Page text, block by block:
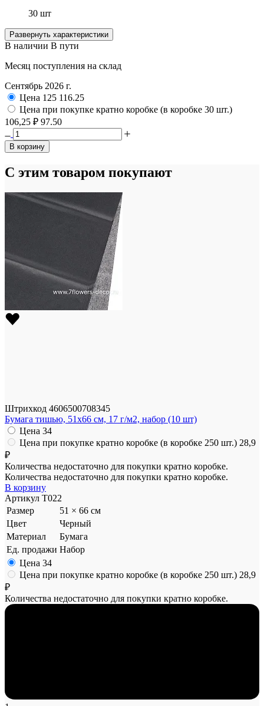
30 шт
Развернуть характеристики
В наличии В пути
Месяц поступления на склад
Сентябрь 2026 г.
Цена 125 116.25
Цена при покупке кратно коробке (в коробке 30 шт.)
106,25 ₽ 97.50
В корзину
С этим товаром покупают
Штрихкод 4606500708345
Бумага тишью, 51x66 см, 17 г/м2, набор (10 шт)
Цена 34
Цена при покупке кратно коробке (в коробке 250 шт.) 28,9
₽
Количества недостаточно для покупки кратно коробке.
Количества недостаточно для покупки кратно коробке.
В корзину
Артикул T022
Размер
51 × 66 см
Цвет
Черный
Материал
Бумага
Ед. продажи Набор
Цена 34
Цена при покупке кратно коробке (в коробке 250 шт.) 28,9
₽
Количества недостаточно для покупки кратно коробке.